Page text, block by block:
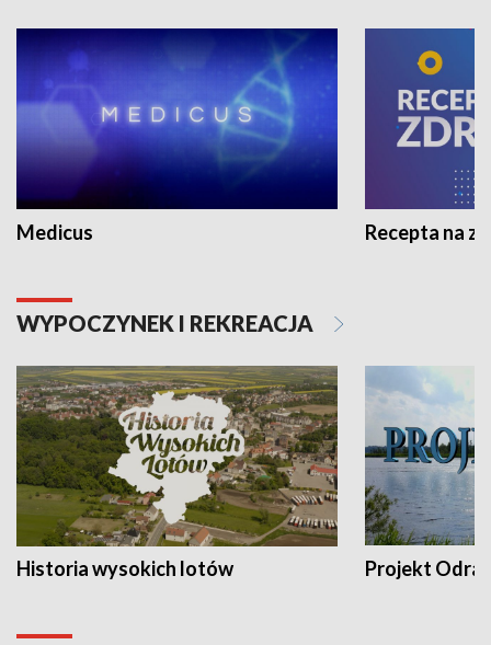
Medicus Recepta na
WYPOCZYNEK I REKREACJA
Historia wysokich lotów Projekt Odra